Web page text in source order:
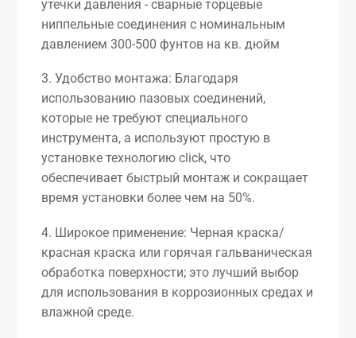
утечки давления - сварные торцевые
ниппельные соединения с номинальным
давлением 300-500 фунтов на кв. дюйм
3. Удобство монтажа: Благодаря
использованию пазовых соединений,
которые не требуют специального
инструмента, а используют простую в
установке технологию click, что
обеспечивает быстрый монтаж и сокращает
время установки более чем на 50%.
4. Широкое применение: Черная краска/
красная краска или горячая гальваническая
обработка поверхности; это лучший выбор
для использования в коррозионных средах и
влажной среде.